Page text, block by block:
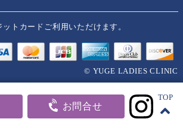
トカードご利用いただけます。
© YUGE LADIES CLINIC
お問合せ
TOP